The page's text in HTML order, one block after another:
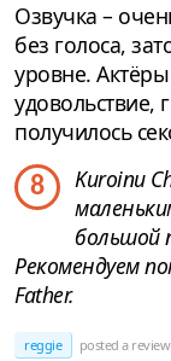
Озвучка –
без голоса,
уровне.
удовольствие,
получилось
8
Kuroinu
большой
Рекомендуем
Father.
reggie posted a review